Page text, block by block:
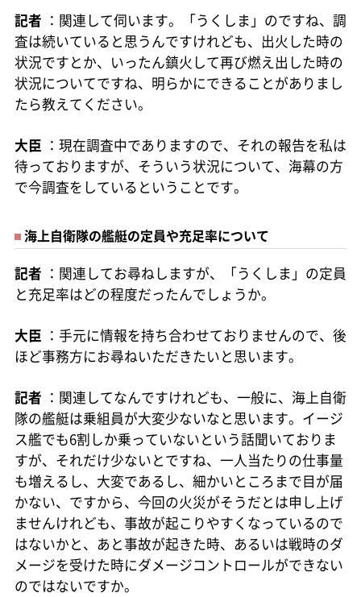
記者 ：関連して伺います。「うくしま」のですね、調
査は続いていると思うんですけれども、出火した時の
状況ですとか、いったん鎮火して再び燃え出した時の
状況についてですね、明らかにできることがありまし
たら教えてください。
大臣 ：現在調査中でありますので、それの報告を私は
待っておりますが、そういう状況について、海幕の方
で今調査をしているということです。
海上自衛隊の艦艇の定員や充足率について
記者 ：関連してお尋ねしますが、「うくしま」の定員
と充足率はどの程度だったんでしょうか。
大臣 ：手元に情報を持ち合わせておりませんので、後
ほど事務方にお尋ねいただきたいと思います。
記者 ：関連してなんですけれども、一般に、海上自衛
隊の艦艇は乗組員が大変少ないなと思います。イージ
ス艦でも6割しか乗っていないという話聞いておりま
すが、それだけ少ないとですね、一人当たりの仕事量
も増えるし、大変であるし、細かいところまで目が届
かない、ですから、今回の火災がそうだとは申し上げ
ませんけれども、事故が起こりやすくなっているので
はないかと、あと事故が起きた時、あるいは戦時のダ
メージを受けた時にダメージコントロールができない
のではないですか。